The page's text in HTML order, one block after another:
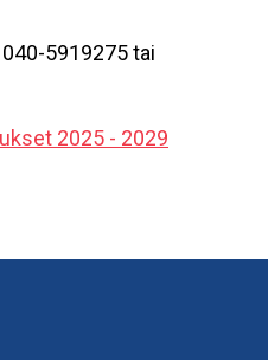
5919275 tai
2025 - 2029